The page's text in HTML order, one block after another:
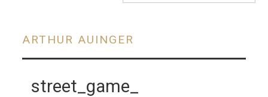
FOTOSTRECKEN
ARTHUR AUINGER
street_game_